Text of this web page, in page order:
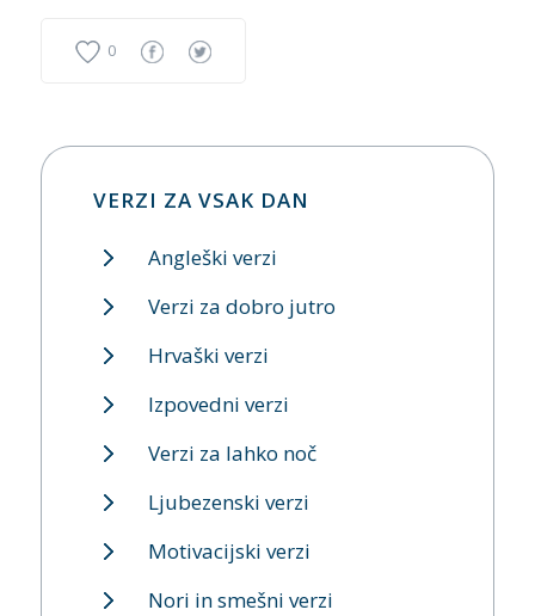
0
VERZI ZA VSAK DAN
Angleški verzi
Verzi za dobro jutro
Hrvaški verzi
Izpovedni verzi
Verzi za lahko noč
Ljubezenski verzi
Motivacijski verzi
Nori in smešni verzi